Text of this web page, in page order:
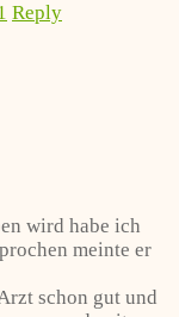
Reply
wird habe ich
meinte er
schon gut und